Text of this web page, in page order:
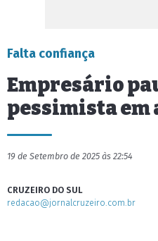
Falta confiança
Empresário
pessimista em
19 de Setembro de 2025 às 22:54
CRUZEIRO DO SUL
redacao@jornalcruzeiro.com.br